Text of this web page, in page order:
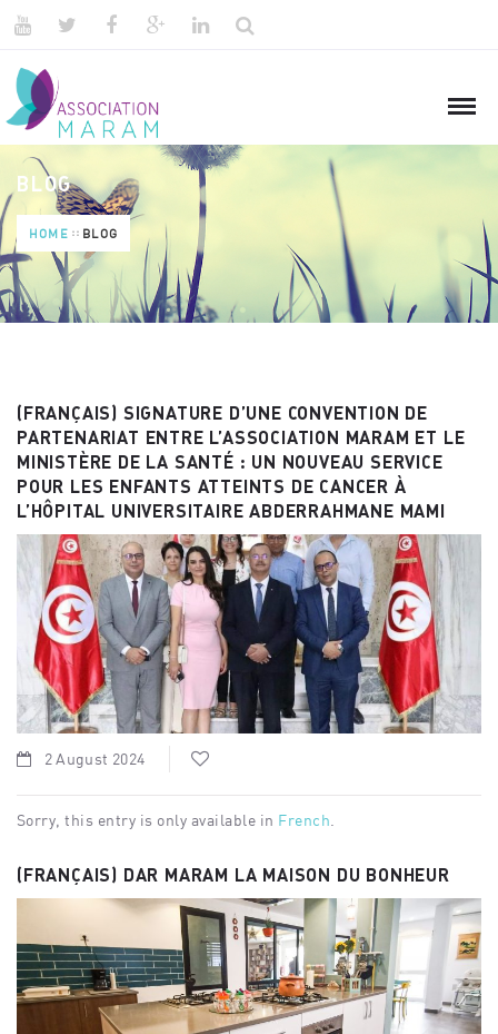
BLOG
HOME BLOG
(FRANÇAIS) SIGNATURE D’UNE CONVENTION DE
PARTENARIAT ENTRE L’ASSOCIATION MARAM ET LE
MINISTÈRE DE LA SANTÉ : UN NOUVEAU SERVICE
POUR LES ENFANTS ATTEINTS DE CANCER À
L’HÔPITAL UNIVERSITAIRE ABDERRAHMANE MAMI
2 August 2024
Sorry, this entry is only available in French
(FRANÇAIS) DAR MARAM LA MAISON DU BONHEUR